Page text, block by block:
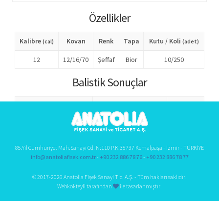
Özellikler
Kalibre (cal) Kovan Renk Tapa Kutu / Koli (adet)
12 12/16/70 Şeffaf Bior 10/250
Balistik Sonuçlar
375 - 380
85.Yıl Cumhuriyet Mah.Sanayi Cd. N:110 P.K.35737 Kemalpaşa - İzmir - TÜRKİYE
info@anatoliafisek.com.tr- +90 232 886 78 76- +90 232 886 78 77
© 2017-2026 Anatolia Fişek Sanayi Tic. A.Ş. - Tüm hakları saklıdır.
Webkokteyli tarafından
ile tasarlanmıştır.